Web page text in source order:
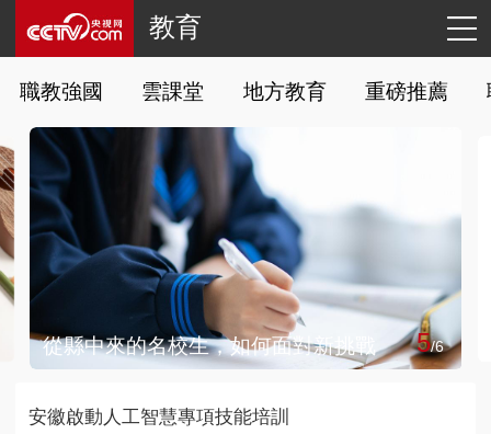
教育
職教強國 雲課堂 地方教育 重磅推薦
從縣中來的名校生，如何面對新挑戰 5/6
安徽啟動人工智慧專項技能培訓